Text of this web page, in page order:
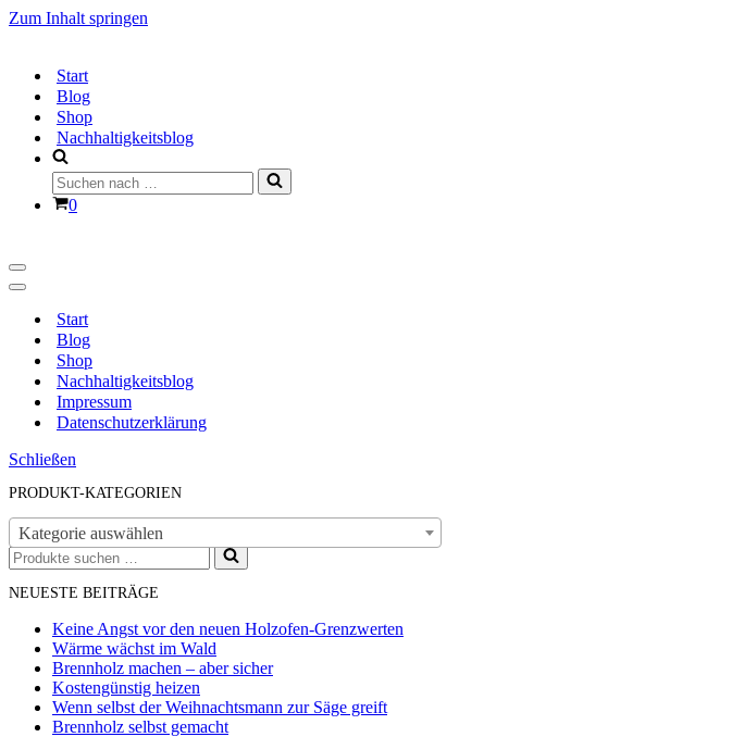
Zum Inhalt springen
Start
Blog
Shop
Nachhaltigkeitsblog
Suchen
nach …
Warenkorb
0
Navigationsmenü
Navigationsmenü
Start
Blog
Shop
Nachhaltigkeitsblog
Impressum
Datenschutzerklärung
Schließen
PRODUKT-KATEGORIEN
Kategorie auswählen
Suchen
nach …
NEUESTE BEITRÄGE
Keine Angst vor den neuen Holzofen-Grenzwerten
Wärme wächst im Wald
Brennholz machen – aber sicher
Kostengünstig heizen
Wenn selbst der Weihnachtsmann zur Säge greift
Brennholz selbst gemacht